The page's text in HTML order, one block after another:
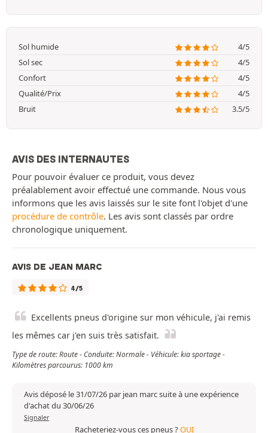
Sol humide
4/5
Sol sec
4/5
Confort
4/5
Qualité/Prix
4/5
Bruit
3.5/5
AVIS DES INTERNAUTES
Pour pouvoir évaluer ce produit, vous devez
préalablement avoir effectué une commande. Nous vous
informons que les avis laissés sur le site font l'objet d'une
procédure de contrôle. Les avis sont classés par ordre
chronologique uniquement.
AVIS DE JEAN MARC
4/5
Excellents pneus d'origine sur mon véhicule, j'ai remis
les mêmes car j'en suis très satisfait.
Type de route: Route - Conduite: Normale - Véhicule: kia sportage -
Kilomètres parcourus: 1000 km
Avis déposé le 31/07/26 par jean marc suite à une expérience
d'achat du 30/06/26
Signaler
Racheteriez-vous ces pneus ?OUI